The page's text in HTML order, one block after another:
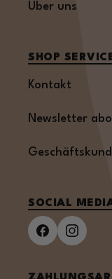
Über uns
SHOP
Kontakt
Newsletter
SOCIAL